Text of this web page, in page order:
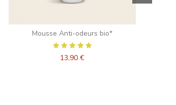
Mousse Anti-odeurs bio*
13,90 €